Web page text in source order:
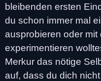
bleibenden ersten
du schon immer mal
ausprobieren oder mit
experimentieren
Merkur das nötige
auf, dass du dich